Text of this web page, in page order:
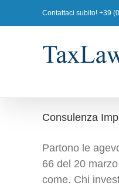
al
Contattaci subito! +39
Consulenza
Partono le
66 del 20
come. Chi